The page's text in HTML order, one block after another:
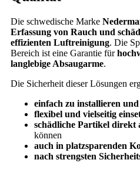
Die schwedische Marke
Erfassung von Rauch und
effizienten Luftreinigung. Die
Bereich ist eine Garantie für
langlebige Absaugarme.
Die Sicherheit dieser Lösungen
einfach zu installieren und
flexibel und vielseitig
schädliche Partikel direkt
können
auch in platzsparenden
nach strengsten